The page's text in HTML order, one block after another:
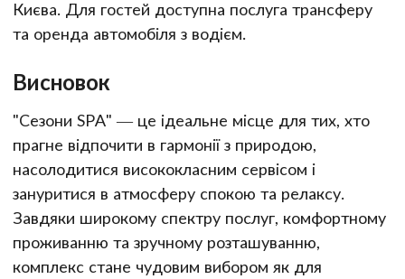
Києва. Для гостей доступна послуга трансферу
та оренда автомобіля з водієм.
Висновок
"Сезони SPA" — це ідеальне місце для тих, хто
прагне відпочити в гармонії з природою,
насолодитися висококласним сервісом і
зануритися в атмосферу спокою та релаксу.
Завдяки широкому спектру послуг, комфортному
проживанню та зручному розташуванню,
комплекс стане чудовим вибором як для